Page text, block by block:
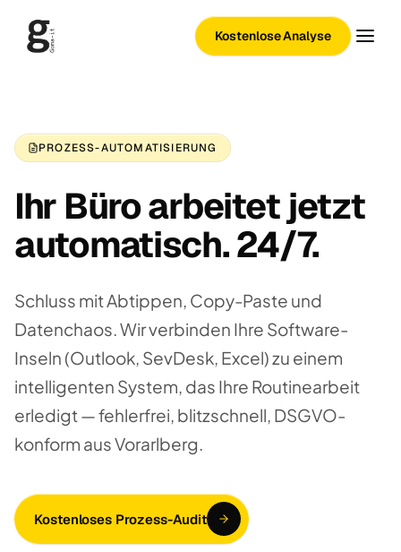
Kostenlose Analyse
PROZESS-AUTOMATISIERUNG
Ihr Büro arbeitet jetzt
automatisch. 24/7.
Schluss mit Abtippen, Copy-Paste und
Datenchaos. Wir verbinden Ihre Software-
Inseln (Outlook, SevDesk, Excel) zu einem
intelligenten System, das Ihre Routinearbeit
erledigt — fehlerfrei, blitzschnell, DSGVO-
konform aus Vorarlberg.
Kostenloses Prozess-Audit